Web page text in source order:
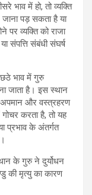
भाव में हो, तो व्यक्ति
पड़ सकता है या
पर व्यक्ति को राजा
संपत्ति संबंधी संघर्ष
छठे भाव में गुरु
जाता है। इस स्थान
अपमान और वस्त्रहरण
करता है, तो यह
प्रभाव के अंतर्गत
के गुरु ने दुर्योधन
की मृत्यु का कारण